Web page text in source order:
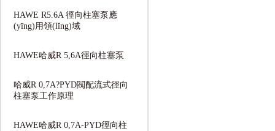
HAWE R5.6A 徑向柱塞泵應
(yīng)用領(lǐng)域
HAWE哈威R 5,6A徑向柱塞泵
哈威R 0,7A?PYD閥配流式徑向
柱塞泵工作原理
HAWE哈威R 0,7A-PYD徑向柱